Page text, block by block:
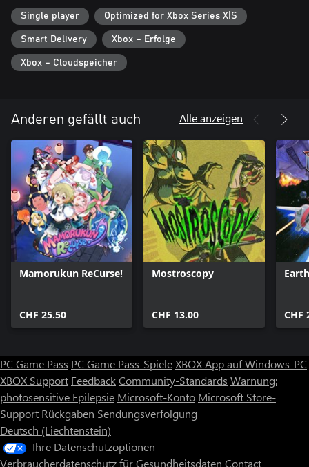
Single player Optimized for Xbox Series X|S
Smart Delivery Xbox – Erfolge
Xbox – Cloudspeicher
Anderen gefällt auch Alle anzeigen
Mamorukun ReCurse!
CHF 25.50
Mostroscopy
CHF 13.00 CHF
PC Game Pass PC Game Pass-SpieleXBOX App auf Windows-PC
XBOX Support FeedbackCommunity-Standards Warnung:
photosensitive Epilepsie Microsoft-Konto Microsoft Store-
Support Rückgaben Sendungsverfolgung
Deutsch (Liechtenstein)
Ihre Datenschutzoptionen
Verbraucherdatenschutz für Gesundheitsdaten Contact